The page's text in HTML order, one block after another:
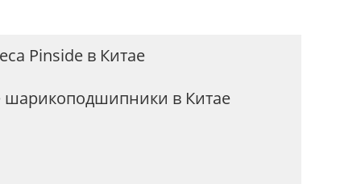
Pinside в Китае
в Китае